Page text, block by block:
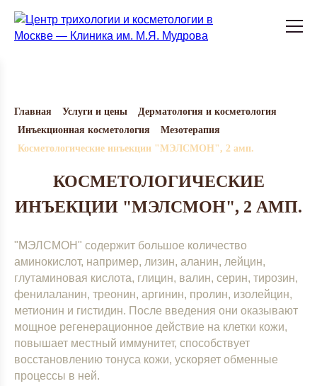
Главная Услуги и цены
Дерматология и косметология
Инъекционная косметология
Мезотерапия
Косметологические инъекции "МЭЛСМОН", 2 амп.
КОСМЕТОЛОГИЧЕСКИЕ
ИНЪЕКЦИИ "МЭЛСМОН", 2 АМП.
"МЭЛСМОН" содержит большое количество
аминокислот, например, лизин, аланин, лейцин,
глутаминовая кислота, глицин, валин, серин, тирозин,
фенилаланин, треонин, аргинин, пролин, изолейцин,
метионин и гистидин. После введения они оказывают
мощное регенерационное действие на клетки кожи,
повышает местный иммунитет, способствует
восстановлению тонуса кожи, ускоряет обменные
процессы в ней.